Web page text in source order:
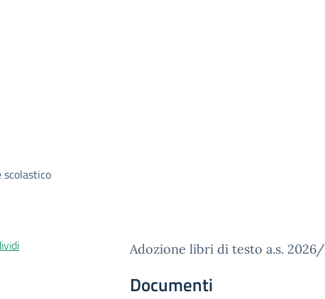
scolastico
Adozione libri di testo a.s.
Documenti